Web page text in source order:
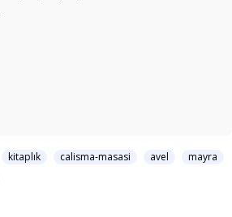
kitaplık calisma-masasi avel
mayra